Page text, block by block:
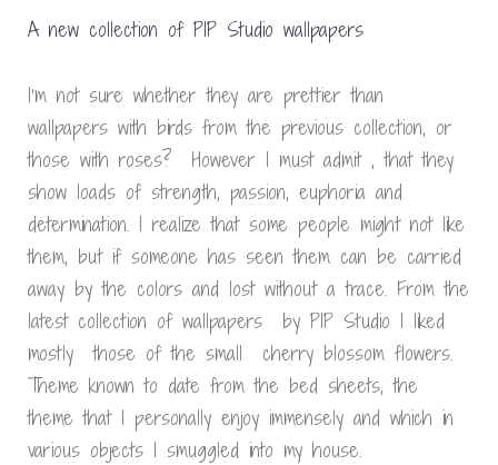
A new collection of PIP Studio wallpapers
I’m not sure whether they are prettier than
wallpapers with birds from the previous collection, or
those with roses? However I must admit , that they
show loads of strength, passion, euphoria and
determination. I realize that some people might not like
them, but if someone has seen them can be carried
away by the colors and lost without a trace. From the
latest collection of wallpapers by PIP Studio I liked
mostly those of the small cherry blossom flowers.
Theme known to date from the bed sheets, the
theme that I personally enjoy immensely and which in
various objects I smuggled into my house.